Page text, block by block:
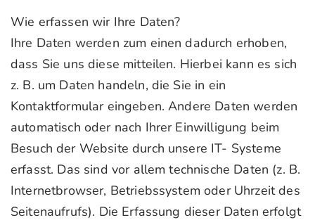
Wie erfassen wir Ihre Daten?
Ihre Daten werden zum einen dadurch erhoben,
dass Sie uns diese mitteilen. Hierbei kann es sich
z. B. um Daten handeln, die Sie in ein
Kontaktformular eingeben. Andere Daten werden
automatisch oder nach Ihrer Einwilligung beim
Besuch der Website durch unsere IT- Systeme
erfasst. Das sind vor allem technische Daten (z. B.
Internetbrowser, Betriebssystem oder Uhrzeit des
Seitenaufrufs). Die Erfassung dieser Daten erfolgt